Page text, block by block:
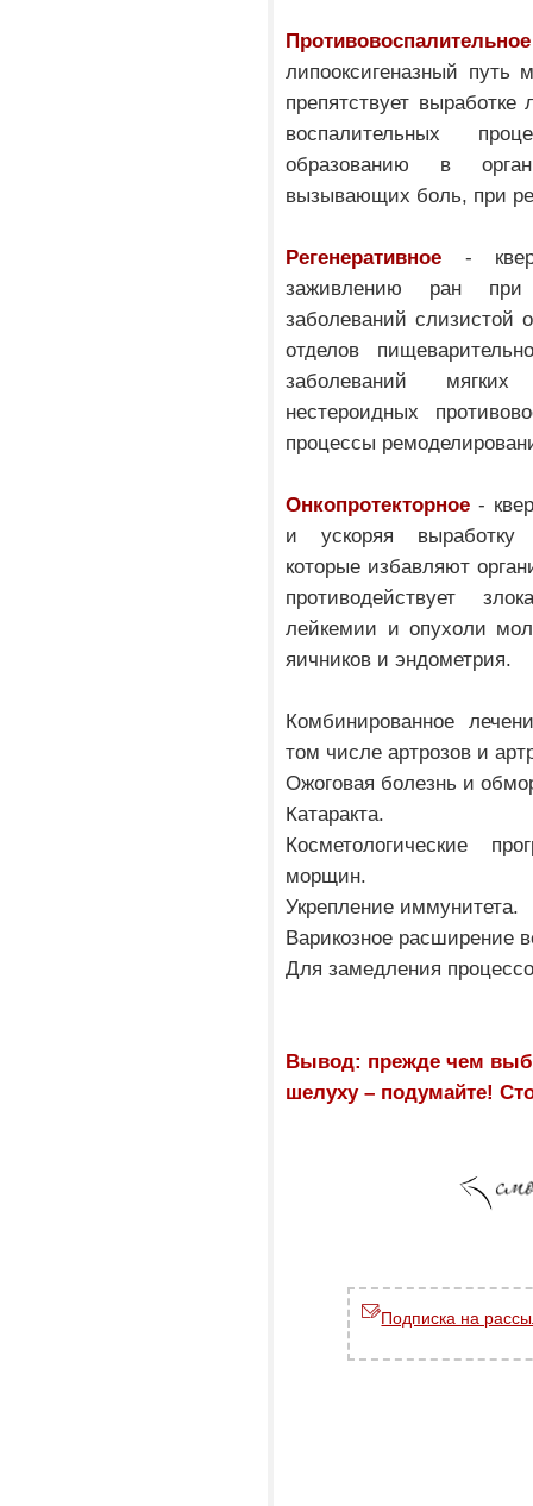
Противовоспалительное
липооксигеназный путь
препятствует выработке
воспалительных
образованию в
вызывающих боль, при
Регенеративное -
заживлению ран при
заболеваний слизистой
отделов
заболеваний
нестероидных
процессы
Онкопротекторное -
и ускоряя выработку
которые избавляют
противодействует
лейкемии и опухоли
яичников и эндометрия.
Комбинированное
том числе артрозов и
Ожоговая болезнь и
Катаракта.
Косметологические
морщин.
Укрепление иммунитета.
Варикозное расширение
Для замедления
Вывод: прежде чем
шелуху – подумайте!
Подписка на